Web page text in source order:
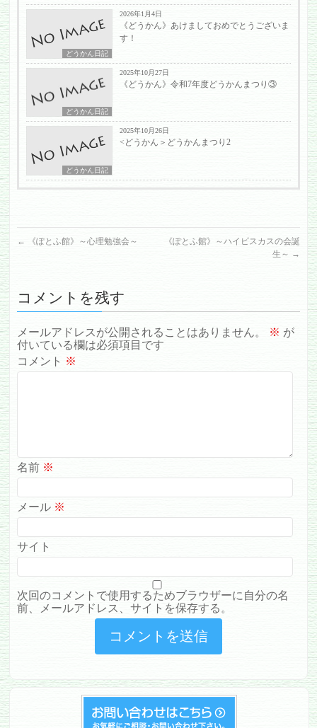
どうかん日記
2026年1月4日
《どうかん》あけましておめでとうございま
す！
どうかん日記
2025年10月27日
《どうかん》令和7年度どうかんまつり③
どうかん日記
2025年10月26日
<どうかん＞どうかんまつり2
← 《ぽとふ館》～心理勉強会～
《ぽとふ館》～ハイビスカスの会誕
生～ →
コメントを残す
メールアドレスが公開されることはありません。 ※ が
付いている欄は必須項目です
コメント ※
名前 ※
メール ※
サイト
次回のコメントで使用するためブラウザーに自分の名
前、メールアドレス、サイトを保存する。